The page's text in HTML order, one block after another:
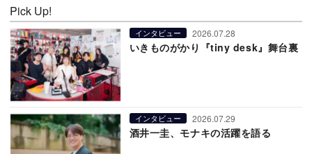
Pick Up!
インタビュー 2026.07.28
いきものがかり『tiny desk』舞台裏
インタビュー 2026.07.29
酒井一圭、モナキの活躍を語る